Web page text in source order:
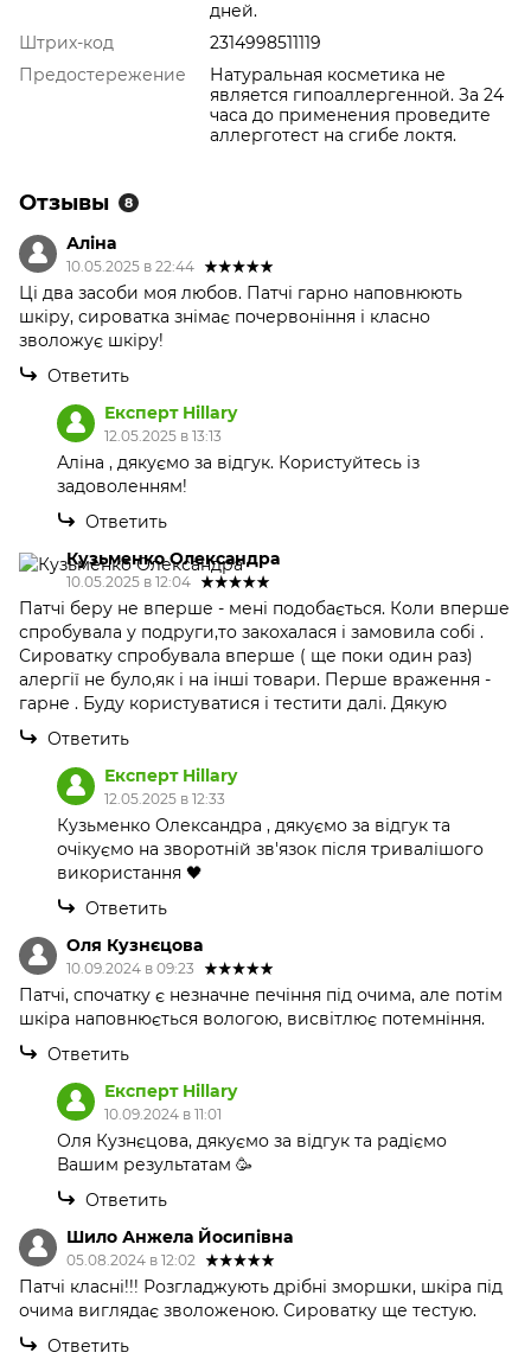
дней.
Штрих-код
2314998511119
Предостережение
Натуральная косметика не
является гипоаллергенной. За 24
часа до применения проведите
аллерготест на сгибе локтя.
Отзывы 8
Аліна
10.05.2025 в 22:44
Ці два засоби моя любов. Патчі гарно наповнюють
шкіру, сироватка знімає почервоніння і класно
зволожує шкіру!
Ответить
Експерт Hillary
12.05.2025 в 13:13
Аліна , дякуємо за відгук. Користуйтесь із
задоволенням!
Ответить
Кузьменко Олександра
10.05.2025 в 12:04
Патчі беру не вперше - мені подобається. Коли вперше
спробувала у подруги,то закохалася і замовила собі .
Сироватку спробувала вперше ( ще поки один раз)
алергії не було,як і на інші товари. Перше враження -
гарне . Буду користуватися і тестити далі. Дякую
Ответить
Експерт Hillary
12.05.2025 в 12:33
Кузьменко Олександра , дякуємо за відгук та
очікуємо на зворотній зв'язок після тривалішого
використання 🖤
Ответить
Оля Кузнєцова
10.09.2024 в 09:23
Патчі, спочатку є незначне печіння під очима, але потім
шкіра наповнюється вологою, висвітлює потемніння.
Ответить
Експерт Hillary
10.09.2024 в 11:01
Оля Кузнєцова, дякуємо за відгук та радіємо
Вашим результатам 🥳
Ответить
Шило Анжела Йосипівна
05.08.2024 в 12:02
Патчі класні!!! Розгладжують дрібні зморшки, шкіра під
очима виглядає зволоженою. Сироватку ще тестую.
Ответить